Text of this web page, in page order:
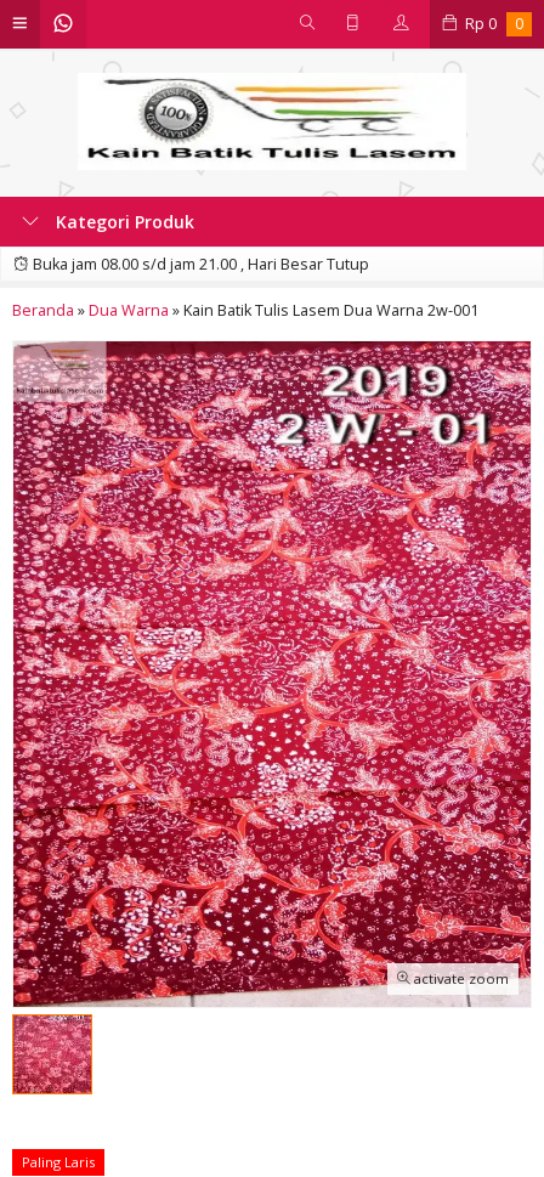
Rp 0 0
Kategori Produk
Buka jam 08.00 s/d jam 21.00 , Hari Besar Tutup
Beranda »Dua Warna »Kain Batik Tulis Lasem Dua Warna 2w-001
activate zoom
Paling Laris